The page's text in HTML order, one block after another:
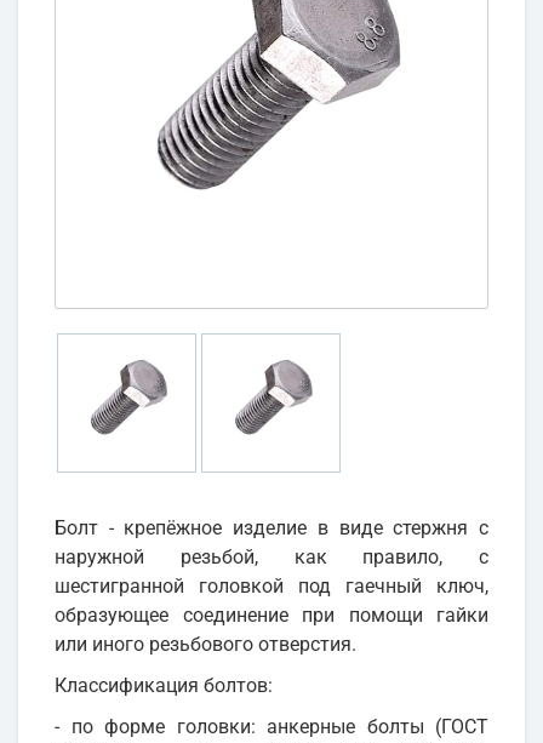
Болт - крепёжное изделие в виде стержня с
наружной резьбой, как правило, с
шестигранной головкой под гаечный ключ,
образующее соединение при помощи гайки
или иного резьбового отверстия.
Классификация болтов:
- по форме головки: анкерные болты (ГОСТ